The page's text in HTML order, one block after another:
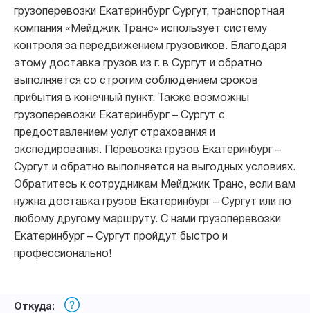
грузоперевозки Екатеринбург Сургут, транспортная
компания «Мейджик Транс» использует систему
контроля за передвижением грузовиков. Благодаря
этому доставка грузов из г. в Сургут и обратно
выполняется со строгим соблюдением сроков
прибытия в конечный пункт. Также возможны
грузоперевозки Екатеринбург – Сургут с
предоставлением услуг страхования и
экспедирования. Перевозка грузов Екатеринбург –
Сургут и обратно выполняется на выгодных условиях.
Обратитесь к сотрудникам Мейджик Транс, если вам
нужна доставка грузов Екатеринбург – Сургут или по
любому другому маршруту. С нами грузоперевозки
Екатеринбург – Сургут пройдут быстро и
профессионально!
Откуда: